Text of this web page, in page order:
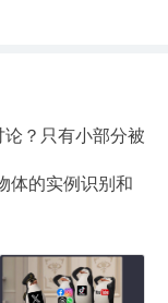
？只有小部分被
体的实例识别和